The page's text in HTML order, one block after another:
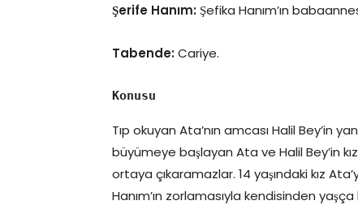
Şerife Hanım: Şefika Hanım’ın
Tabende:Cariye.
Konusu
Tıp okuyan Ata’nın amcası Halil Bey’in
büyümeye başlayan Ata ve Halil Bey’in
ortaya çıkaramazlar. 14 yaşındaki kız
Hanım’ın zorlamasıyla kendisinden